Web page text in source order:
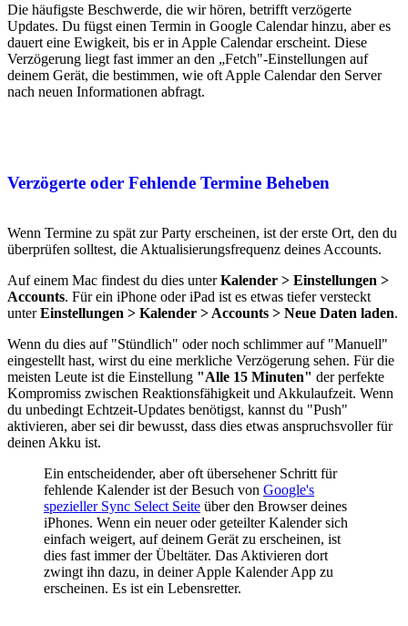
Die häufigste Beschwerde, die wir hören, betrifft verzögerte
Updates. Du fügst einen Termin in Google Calendar hinzu, aber es
dauert eine Ewigkeit, bis er in Apple Calendar erscheint. Diese
Verzögerung liegt fast immer an den „Fetch"-Einstellungen auf
deinem Gerät, die bestimmen, wie oft Apple Calendar den Server
nach neuen Informationen abfragt.
Verzögerte oder Fehlende Termine Beheben
Wenn Termine zu spät zur Party erscheinen, ist der erste Ort, den du
überprüfen solltest, die Aktualisierungsfrequenz deines Accounts.
Auf einem Mac findest du dies unterKalender > Einstellungen >
Accounts. Für ein iPhone oder iPad ist es etwas tiefer versteckt
unterEinstellungen > Kalender > Accounts > Neue Daten laden.
Wenn du dies auf "Stündlich" oder noch schlimmer auf "Manuell"
eingestellt hast, wirst du eine merkliche Verzögerung sehen. Für die
meisten Leute ist die Einstellung "Alle 15 Minuten" der perfekte
Kompromiss zwischen Reaktionsfähigkeit und Akkulaufzeit. Wenn
du unbedingt Echtzeit-Updates benötigst, kannst du "Push"
aktivieren, aber sei dir bewusst, dass dies etwas anspruchsvoller für
deinen Akku ist.
Ein entscheidender, aber oft übersehener Schritt für
fehlende Kalender ist der Besuch von Google's
spezieller Sync Select Seite über den Browser deines
iPhones. Wenn ein neuer oder geteilter Kalender sich
einfach weigert, auf deinem Gerät zu erscheinen, ist
dies fast immer der Übeltäter. Das Aktivieren dort
zwingt ihn dazu, in deiner Apple Kalender App zu
erscheinen. Es ist ein Lebensretter.